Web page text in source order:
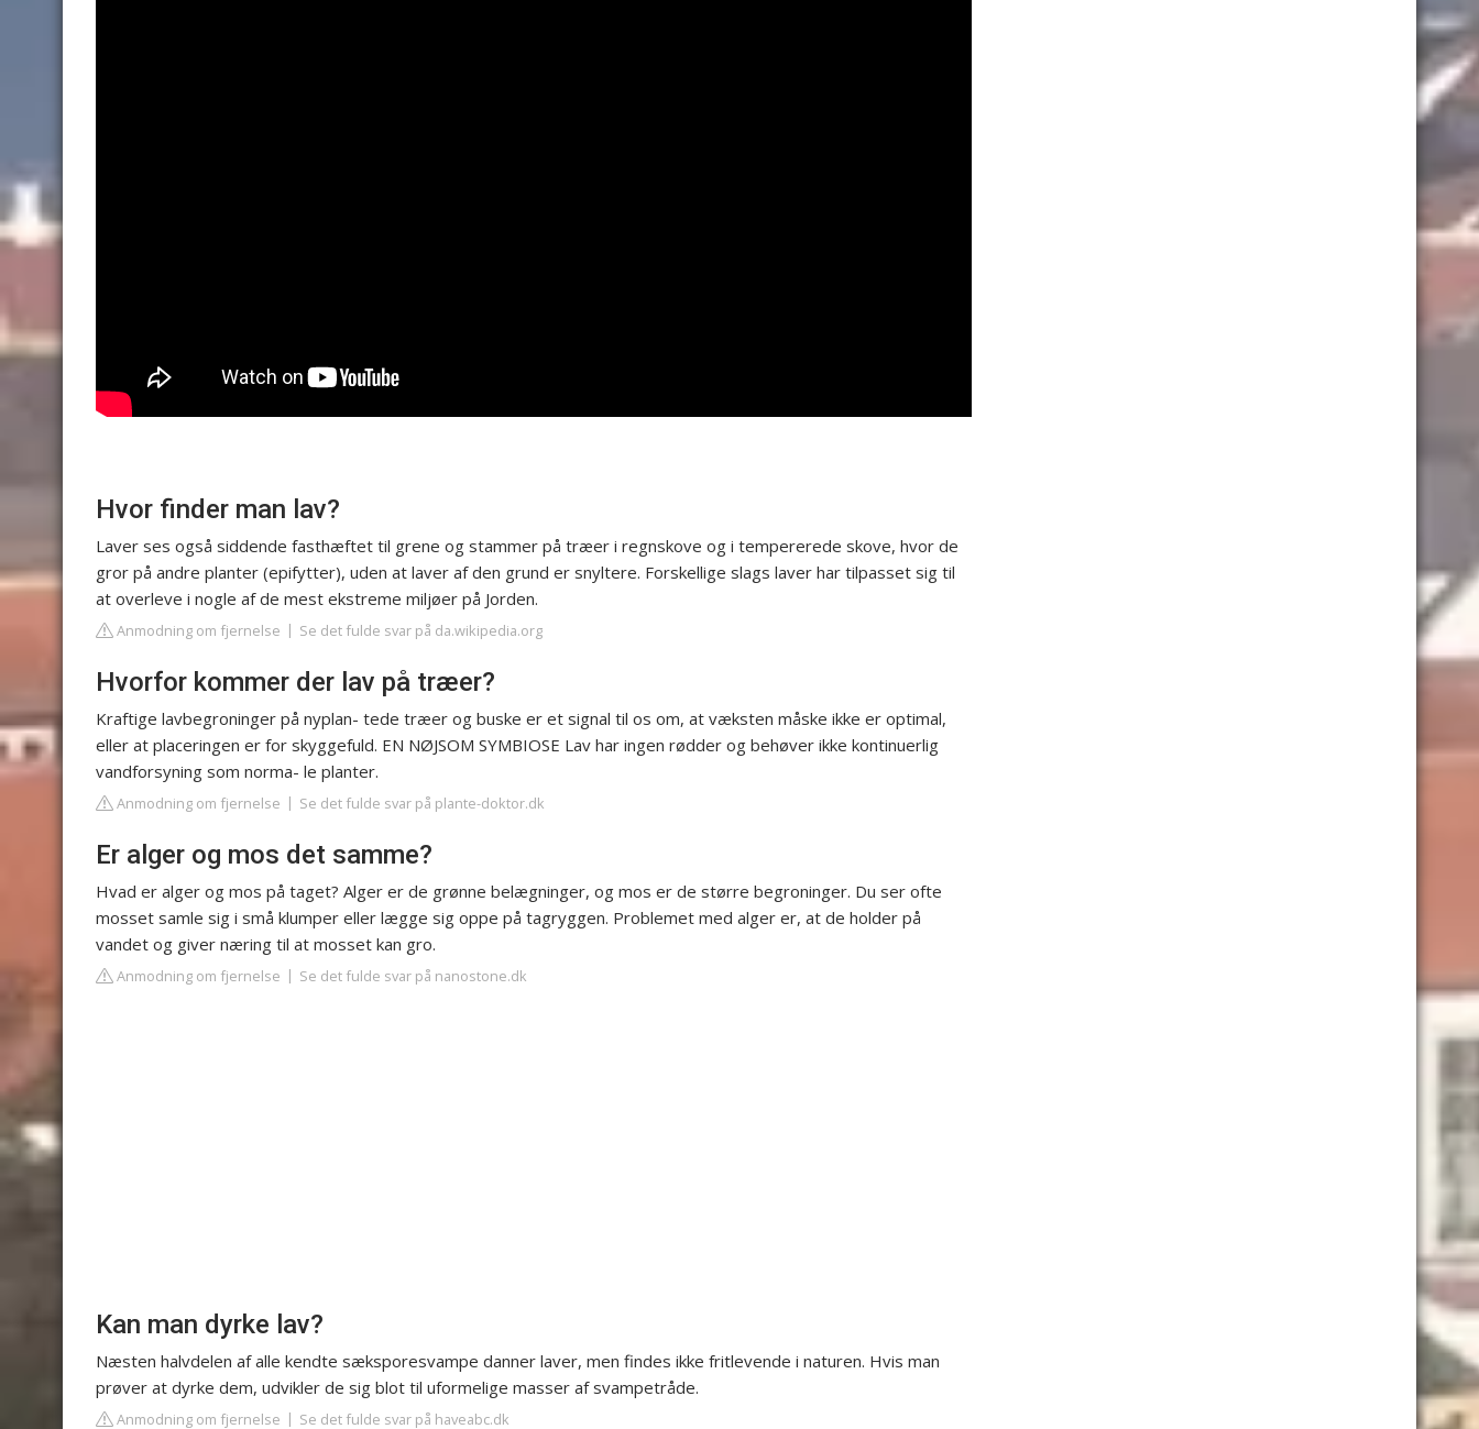
Hvor finder man lav?
Laver ses også siddende fasthæftet til grene og stammer på træer i regnskove og i tempererede skove, hvor de
gror på andre planter (epifytter), uden at laver af den grund er snyltere. Forskellige slags laver har tilpasset sig til
at overleve i nogle af de mest ekstreme miljøer på Jorden.
Anmodning om fjernelse Se det fulde svar på da.wikipedia.org
Hvorfor kommer der lav på træer?
Kraftige lavbegroninger på nyplan- tede træer og buske er et signal til os om, at væksten måske ikke er optimal,
eller at placeringen er for skyggefuld. EN NØJSOM SYMBIOSE Lav har ingen rødder og behøver ikke kontinuerlig
vandforsyning som norma- le planter.
Anmodning om fjernelse Se det fulde svar på plante-doktor.dk
Er alger og mos det samme?
Hvad er alger og mos på taget? Alger er de grønne belægninger, og mos er de større begroninger. Du ser ofte
mosset samle sig i små klumper eller lægge sig oppe på tagryggen. Problemet med alger er, at de holder på
vandet og giver næring til at mosset kan gro.
Anmodning om fjernelse Se det fulde svar på nanostone.dk
Kan man dyrke lav?
Næsten halvdelen af alle kendte sæksporesvampe danner laver, men findes ikke fritlevende i naturen. Hvis man
prøver at dyrke dem, udvikler de sig blot til uformelige masser af svampetråde.
Anmodning om fjernelse Se det fulde svar på haveabc.dk